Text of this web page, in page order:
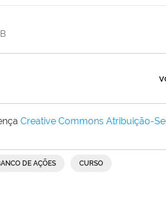
Creative Commons Atribuição-
DE AÇÕES CURSO